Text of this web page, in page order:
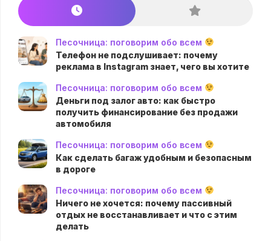
Песочница: поговорим обо всем
Телефон не подслушивает: почему
реклама в Instagram знает, чего вы хотите
Песочница: поговорим обо всем
Деньги под залог авто: как быстро
получить финансирование без продажи
автомобиля
Песочница: поговорим обо всем
Как сделать багаж удобным и безопасным
в дороге
Песочница: поговорим обо всем
Ничего не хочется: почему пассивный
отдых не восстанавливает и что с этим
делать